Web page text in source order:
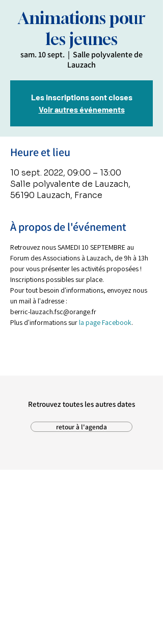
Animations pour
les jeunes
sam. 10 sept.
  |
Salle polyvalente de
Lauzach
Les inscriptions sont closes
Voir autres événements
Heure et lieu
10 sept. 2022, 09:00 – 13:00
Salle polyvalente de Lauzach,
56190 Lauzach, France
À propos de l'événement
Retrouvez nous SAMEDI 10 SEPTEMBRE au
Forum des Associations à Lauzach, de 9h à 13h
pour vous présenter les activités proposées !
Inscriptions possibles sur place.
Pour tout besoin d'informations, envoyez nous
un mail à l'adresse :
berric-lauzach.fsc@orange.fr
Plus d'informations sur la page Facebook.
Retrouvez toutes les autres dates
retour à l'agenda